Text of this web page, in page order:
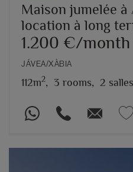
Maison jumelée à
location à long
1.200 €/month
JÁVEA/XÀBIA
112m2, 3 rooms, 2